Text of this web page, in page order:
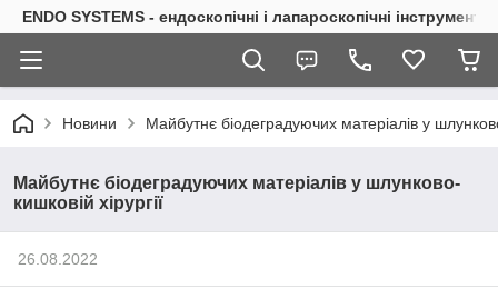
ENDO SYSTEMS - ендоскопічні і лапароскопічні інструменти
Новини Майбутнє біодеградуючих матеріалів у
Майбутнє біодеградуючих матеріалів у шлунково-
кишковій хірургії
26.08.2022